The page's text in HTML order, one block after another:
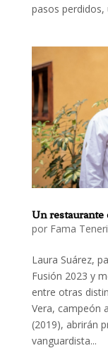
pasos perdidos,
Un restaurante
por Fama
Laura Suárez,
Fusión 2023 y
entre otras
Vera, campeón
(2019), abrirán
vanguardista...